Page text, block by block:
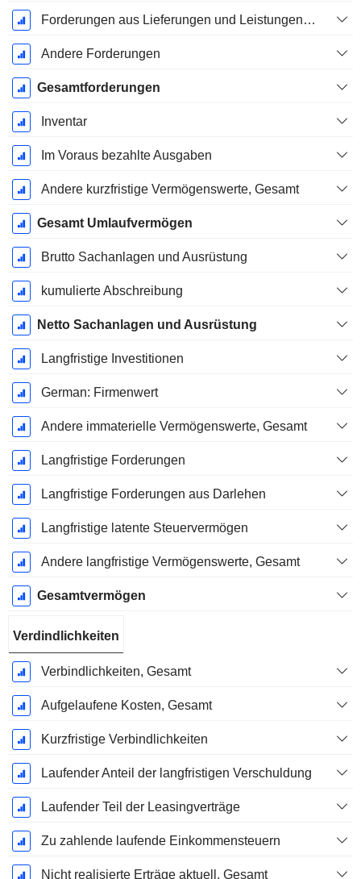
Forderungen aus Lieferungen und Leistungen, Gesamt
Andere Forderungen
Gesamtforderungen
Inventar
Im Voraus bezahlte Ausgaben
Andere kurzfristige Vermögenswerte, Gesamt
Gesamt Umlaufvermögen
Brutto Sachanlagen und Ausrüstung
kumulierte Abschreibung
Netto Sachanlagen und Ausrüstung
Langfristige Investitionen
German: Firmenwert
Andere immaterielle Vermögenswerte, Gesamt
Langfristige Forderungen
Langfristige Forderungen aus Darlehen
Langfristige latente Steuervermögen
Andere langfristige Vermögenswerte, Gesamt
Gesamtvermögen
Verdindlichkeiten
Verbindlichkeiten, Gesamt
Aufgelaufene Kosten, Gesamt
Kurzfristige Verbindlichkeiten
Laufender Anteil der langfristigen Verschuldung
Laufender Teil der Leasingverträge
Zu zahlende laufende Einkommensteuern
Nicht realisierte Erträge aktuell, Gesamt